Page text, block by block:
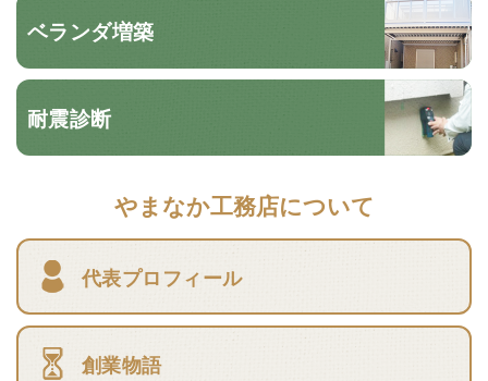
ベランダ増築
耐震診断
やまなか工務店について
代表プロフィール
創業物語